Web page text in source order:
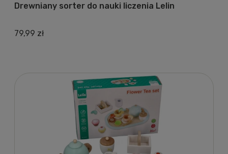
Drewniany sorter do nauki liczenia Lelin
79,99 zł